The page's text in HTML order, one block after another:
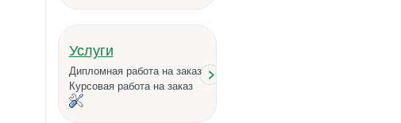
Услуги
Дипломная работа на заказ
Курсовая работа на заказ